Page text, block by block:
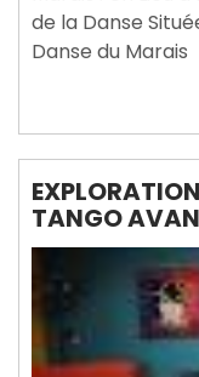
de la Danse
Danse du Marais
TANGO